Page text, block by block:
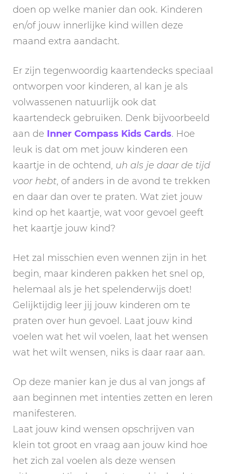
doen op welke manier dan ook. Kinderen
en/of jouw innerlijke kind willen deze
maand extra aandacht.
Er zijn tegenwoordig kaartendecks speciaal
ontworpen voor kinderen, al kan je als
volwassenen natuurlijk ook dat
kaartendeck gebruiken. Denk bijvoorbeeld
aan de Inner Compass Kids Cards. Hoe
leuk is dat om met jouw kinderen een
kaartje in de ochtend, uh als je daar de tijd
voor hebt, of anders in de avond te trekken
en daar dan over te praten. Wat ziet jouw
kind op het kaartje, wat voor gevoel geeft
het kaartje jouw kind?
Het zal misschien even wennen zijn in het
begin, maar kinderen pakken het snel op,
helemaal als je het spelenderwijs doet!
Gelijktijdig leer jij jouw kinderen om te
praten over hun gevoel. Laat jouw kind
voelen wat het wil voelen, laat het wensen
wat het wilt wensen, niks is daar raar aan.
Op deze manier kan je dus al van jongs af
aan beginnen met intenties zetten en leren
manifesteren.
Laat jouw kind wensen opschrijven van
klein tot groot en vraag aan jouw kind hoe
het zich zal voelen als deze wensen